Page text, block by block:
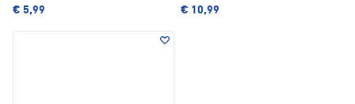
€ 5,99 € 10,99